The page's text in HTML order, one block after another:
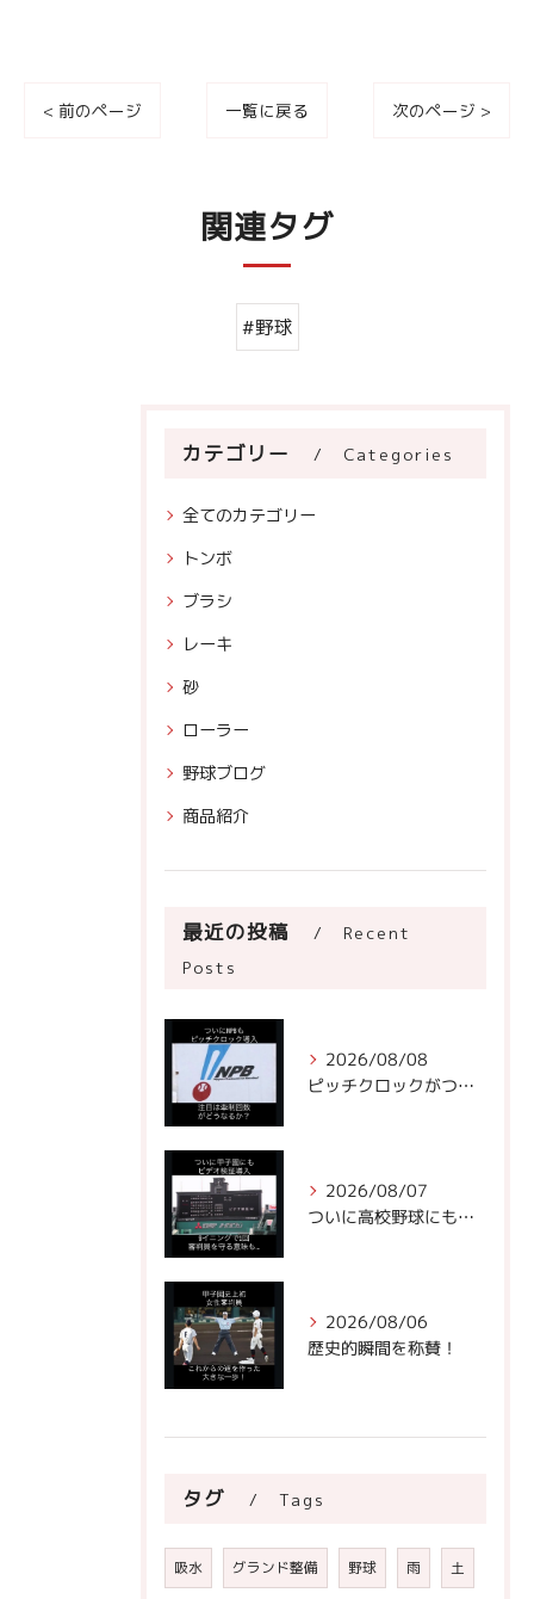
< 前のページ 一覧に戻る 次のページ >
関連タグ
#野球
カテゴリー Categories
全てのカテゴリー
トンボ
ブラシ
レーキ
砂
ローラー
野球ブログ
商品紹介
最近の投稿
Recent
Posts
2026/08/08
ピッチクロックがついにNPBに!
2026/08/07
ついに高校野球にもビデオ判定が！
2026/08/06
歴史的瞬間を称賛！
タグ Tags
吸水 グランド整備 野球 雨 土